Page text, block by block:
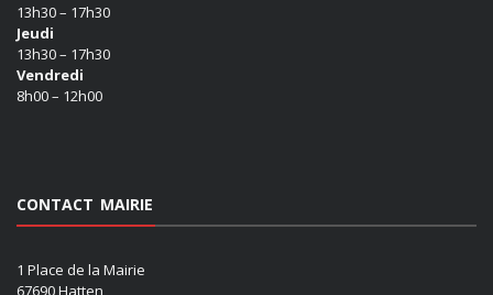
13h30 – 17h30
Jeudi
13h30 – 17h30
Vendredi
8h00 – 12h00
CONTACT MAIRIE
1 Place de la Mairie
67690 Hatten